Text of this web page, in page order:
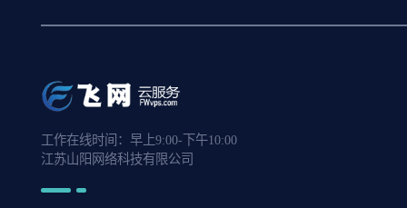
Ubuntu18.04系统如何安装libcurl3
Windows7如何设置IE关闭网页时出
现提示框
工作在线时间：早上9:00-下午10:00
江苏山阳网络科技有限公司